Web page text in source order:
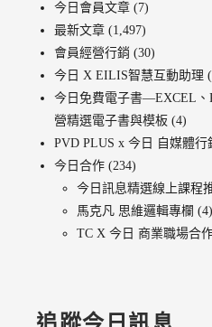
今日會員文章 (7)
最新文章 (1,497)
會員經營行銷 (30)
今日 X EILIS智慧互動助理
今日免費電子書—EXCEL、
營精選電子書與模板 (4)
PVD PLUS x 今日 自媒體行
今日合作 (234)
今日訊息精選線上課程
馬克凡 思維邏輯專欄 (4)
TC X 今日 商業職場合